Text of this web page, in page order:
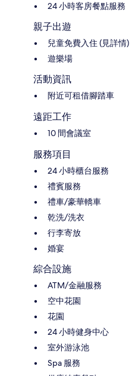
24 小時客房餐點服務
親子出遊
兒童免費入住 (見詳情)
遊樂場
活動資訊
附近可租借腳踏車
遠距工作
10 間會議室
服務項目
24 小時櫃台服務
禮賓服務
禮車/豪華轎車
乾洗/洗衣
行李寄放
婚宴
綜合設施
ATM/金融服務
空中花園
花園
24 小時健身中心
室外游泳池
Spa 服務